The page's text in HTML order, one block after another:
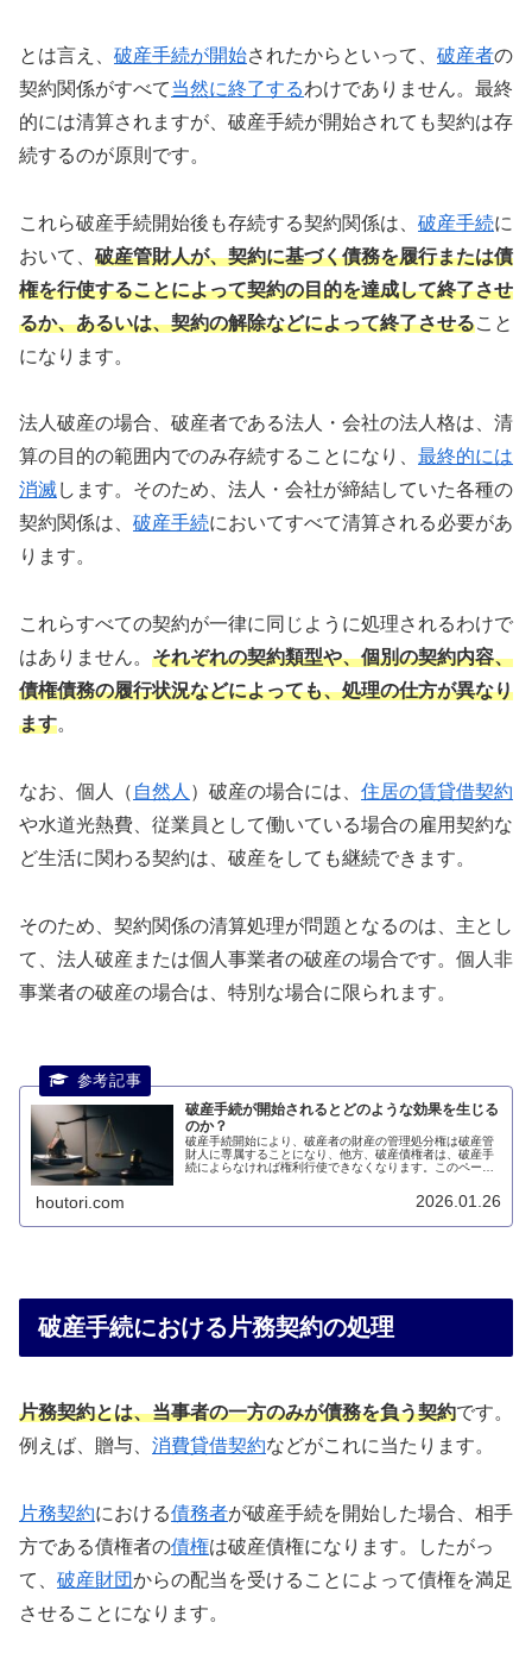
とは言え、 破産手続が開始されたからといって、 破産者の
契約関係がすべて当然に終了するわけでありません。最終
的には清算されますが、破産手続が開始されても契約は存
続するのが原則です。
これら破産手続開始後も存続する契約関係は、 破産手続に
おいて、 破産管財人が、契約に基づく債務を履行または債
権を行使することによって契約の目的を達成して終了させ
るか、あるいは、契約の解除などによって終了させること
になります。
法人破産の場合、破産者である法人・会社の法人格は、清
算の目的の範囲内でのみ存続することになり、 最終的には
消滅します。そのため、法人・会社が締結していた各種の
契約関係は、 破産手続においてすべて清算される必要があ
ります。
これらすべての契約が一律に同じように処理されるわけで
はありません。 それぞれの契約類型や、個別の契約内容、
債権債務の履行状況などによっても、処理の仕方が異なり
ます。
なお、個人（ 自然人 ）破産の場合には、 住居の賃貸借契約
や水道光熱費、従業員として働いている場合の雇用契約な
ど生活に関わる契約は、破産をしても継続できます。
そのため、契約関係の清算処理が問題となるのは、主とし
て、法人破産または個人事業者の破産の場合です。個人非
事業者の破産の場合は、特別な場合に限られます。
破産手続が開始されるとどのような効果を生じる
のか？
破産手続開始により、破産者の財産の管理処分権は破産管
財人に専属することになり、他方、破産債権者は、破産手
続によらなければ権利行使できなくなります。このページ
houtori.com 2026.01.26
破産手続における片務契約の処理
片務契約とは、当事者の一方のみが債務を負う契約です。
例えば、贈与、 消費貸借契約などがこれに当たります。
片務契約における債務者が破産手続を開始した場合、相手
方である債権者の債権は破産債権になります。したがっ
て、 破産財団からの配当を受けることによって債権を満足
させることになります。